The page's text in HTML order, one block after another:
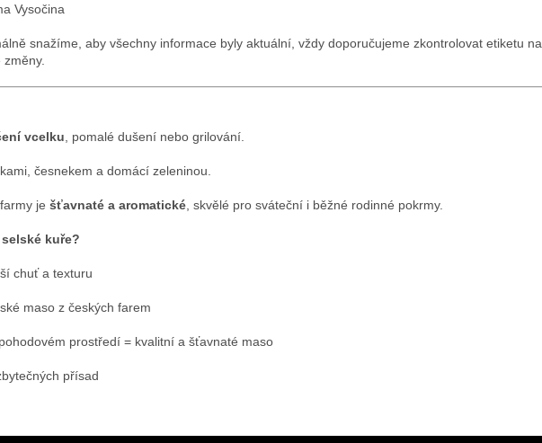
Vysočina
snažíme, aby všechny informace byly aktuální, vždy doporučujeme zkontrolovat etiketu na
vcelku , pomalé dušení nebo grilování.
česnekem a domácí zeleninou.
je šťavnaté a aromatické , skvělé pro sváteční i běžné rodinné pokrmy.
kuře?
chuť a texturu
maso z českých farem
prostředí = kvalitní a šťavnaté maso
přísad